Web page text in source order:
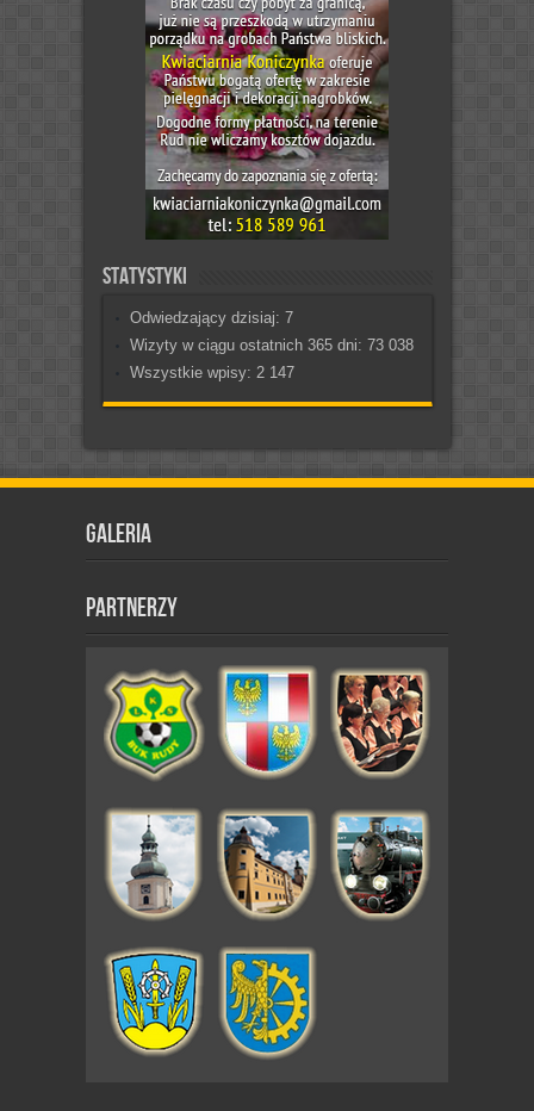
Statystyki
Odwiedzający dzisiaj: 7
Wizyty w ciągu ostatnich 365 dni: 73 038
Wszystkie wpisy: 2 147
Galeria
Partnerzy